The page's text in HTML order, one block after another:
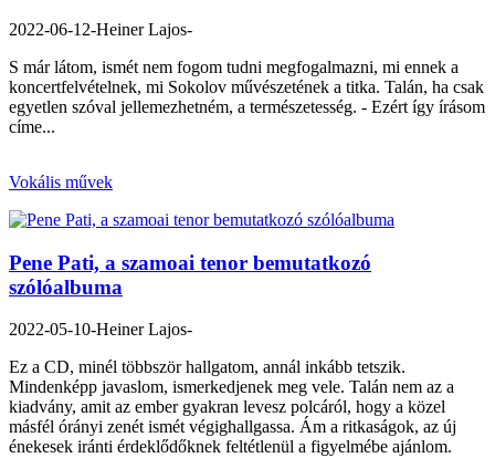
2022-06-12-Heiner Lajos-
S már látom, ismét nem fogom tudni megfogalmazni, mi ennek a
koncertfelvételnek, mi Sokolov művészetének a titka. Talán, ha csak
egyetlen szóval jellemezhetném, a természetesség. - Ezért így írásom
címe...
Vokális művek
Pene Pati, a szamoai tenor bemutatkozó
szólóalbuma
2022-05-10-Heiner Lajos-
Ez a CD, minél többször hallgatom, annál inkább tetszik.
Mindenképp javaslom, ismerkedjenek meg vele. Talán nem az a
kiadvány, amit az ember gyakran levesz polcáról, hogy a közel
másfél órányi zenét ismét végighallgassa. Ám a ritkaságok, az új
énekesek iránti érdeklődőknek feltétlenül a figyelmébe ajánlom.